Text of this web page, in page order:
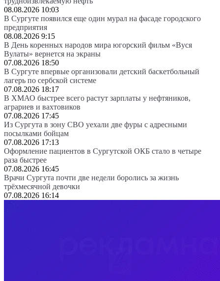
08.08.2026 10:03
В Сургуте появился еще один мурал на фасаде городского
предприятия
08.08.2026 9:15
В День коренных народов мира югорский фильм «Вуся
Вулаты» вернется на экраны
07.08.2026 18:50
В Сургуте впервые организовали детский баскетбольный
лагерь по сербской системе
07.08.2026 18:17
В ХМАО быстрее всего растут зарплаты у нефтяников,
аграриев и вахтовиков
07.08.2026 17:45
Из Сургута в зону СВО уехали две фуры с адресными
посылками бойцам
07.08.2026 17:13
Оформление пациентов в Сургутской ОКБ стало в четыре
раза быстрее
07.08.2026 16:45
Врачи Сургута почти две недели боролись за жизнь
трёхмесячной девочки
07.08.2026 16:14